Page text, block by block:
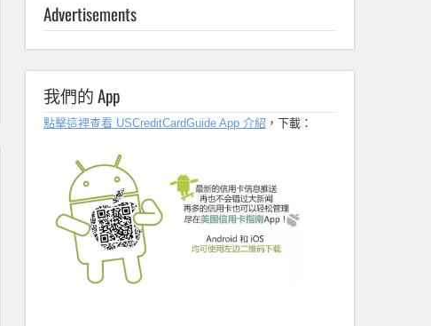
Advertisements
我們的 App
點擊這裡查看 USCreditCardGuide App 介紹 ，下載：